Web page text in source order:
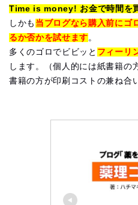
Time is money! お金で時間を
しかも 当ブログなら購入前にゴ
るか否かを試せます。
多くのゴロでビビッと フィーリ
します。（個人的には紙書籍の
書籍の方が印刷コストの兼ね合